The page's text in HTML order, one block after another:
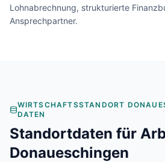
Lohnabrechnung, strukturierte
Ansprechpartner.
WIRTSCHAFTSSTANDORT
DATEN
Standortdaten für
Donaueschingen